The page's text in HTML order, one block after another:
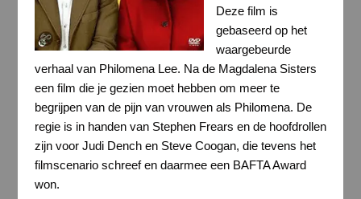
Deze film is
gebaseerd op het
waargebeurde
verhaal van Philomena Lee. Na de Magdalena Sisters
een film die je gezien moet hebben om meer te
begrijpen van de pijn van vrouwen als Philomena. De
regie is in handen van Stephen Frears en de hoofdrollen
zijn voor Judi Dench en Steve Coogan, die tevens het
filmscenario schreef en daarmee een BAFTA Award
won.